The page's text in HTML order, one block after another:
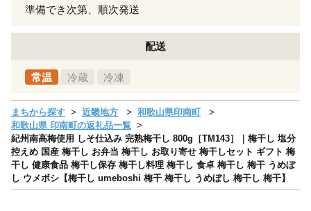
準備でき次第、順次発送
配送
常温 冷蔵 冷凍
まちから探す 近畿地方
和歌山県印南町
和歌山県 印南町の返礼品一覧
紀州南高梅使用 しそ仕込み 完熟梅干し 800g［TM143］｜梅干し 塩分
控えめ 国産 梅干し お弁当 梅干し お取り寄せ 梅干しセット ギフト 梅
干し 健康食品 梅干し保存 梅干し料理 梅干し 食卓 梅干し 梅干 うめぼ
し ウメボシ【梅干し umeboshi 梅干 梅干し うめぼし 梅干し 梅干】